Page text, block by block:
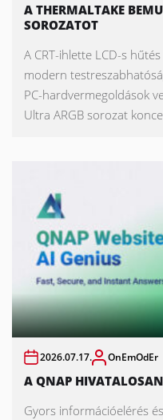
A THERMALTAKE
SOROZATOT
A CRT-ihlette LCD-s
modern
PC-hardvermegoldások
Ultra ARGB sorozat
2026.07.17. OnEmOdEr
A QNAP
Gyors információelérés